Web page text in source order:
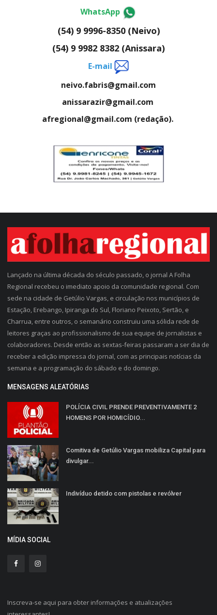
WhatsApp
(54) 9 9996-8350 (Neivo)
(54) 9 9982 8382 (Anissara)
E-mail
neivo.fabris@gmail.com
anissarazir@gmail.com
afregional@gmail.com (redação).
Lançado na última década do século passado, o jornal A Folha
Regional recebeu o imediato apoio da comunidade regional. Com
sede na cidade de Getúlio Vargas, e circulação nos municípios de
Estação, Erebango, Ipiranga do Sul, Floriano Peixoto, Sertão, e
Charrua, entre outros, o semanário construiu uma sólida rede de
leitores graças ao profissionalismo de sua equipe de jornalistas e
colaboradores. Desde então as sextas-feiras passaram a ser dia de
receber a edição impressa do jornal, com as principais notícias da
semana e a programação do sábado e do domingo.
MENSAGENS ALEATÓRIAS
POLÍCIA CIVIL PRENDE PREVENTIVAMENTE 2
HOMENS POR HOMICÍDIO...
Comitiva de Getúlio Vargas mobiliza Capital para
divulgar...
Indivíduo detido com pistolas e revólver
MÍDIA SOCIAL
Inscreva-se aqui para obter informações e atualizações